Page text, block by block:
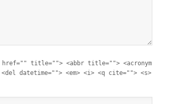
href="" title=""> <abbr title=""> <acronym
datetime=""> <em> <i> <q cite=""> <s>